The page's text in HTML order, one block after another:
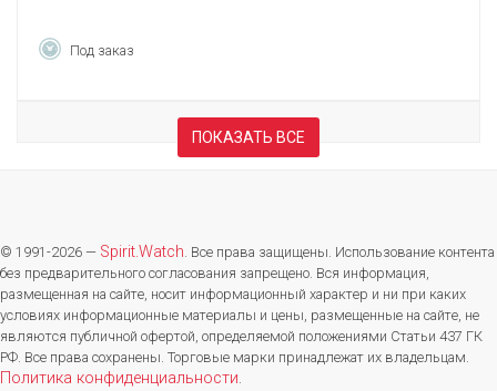
Под заказ
ПОКАЗАТЬ ВСЕ
© 1991-2026 — Spirit.Watch. Все права защищены. Использование контента
без предварительного согласования запрещено. Вся информация,
размещенная на сайте, носит информационный характер и ни при каких
условиях информационные материалы и цены, размещенные на сайте, не
являются публичной офертой, определяемой положениями Статьи 437 ГК
РФ. Все права сохранены. Торговые марки принадлежат их владельцам.
Политика конфиденциальности.